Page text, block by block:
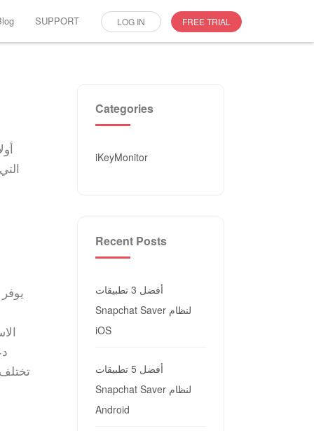
SUPPORT LOG IN FREE TRIAL
Categories
iKeyMonitor
Recent Posts
أفضل 3 تطبيقات
Snapchat Saver لنظام
iOS
أفضل 5 تطبيقات
Snapchat Saver لنظام
Android